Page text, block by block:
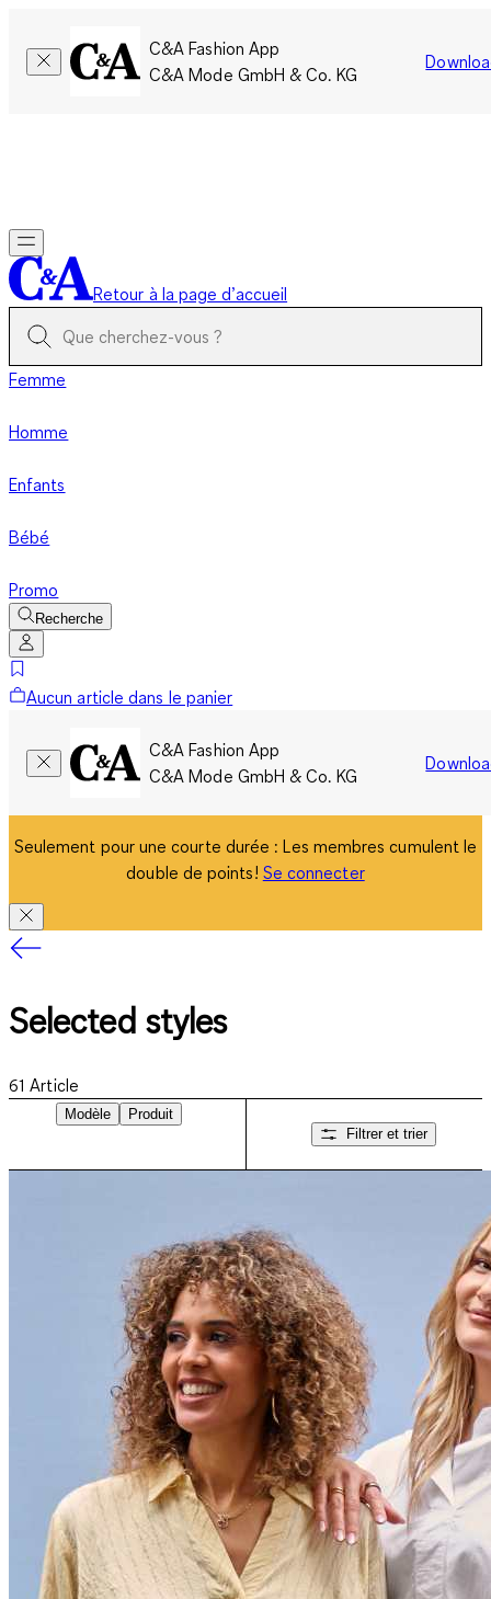
C&A Fashion App
C&A Mode GmbH & Co. KG
Retour à la page d’accueil
Femme
Homme
Enfants
Bébé
Promo
Recherche
Aucun article dans le panier
C&A Fashion App
C&A Mode GmbH & Co. KG
Seulement pour une courte durée : Les membres cumulent le
double de points! Se connecter
Selected styles
61 Article
Modèle
Produit
Filtrer et trier